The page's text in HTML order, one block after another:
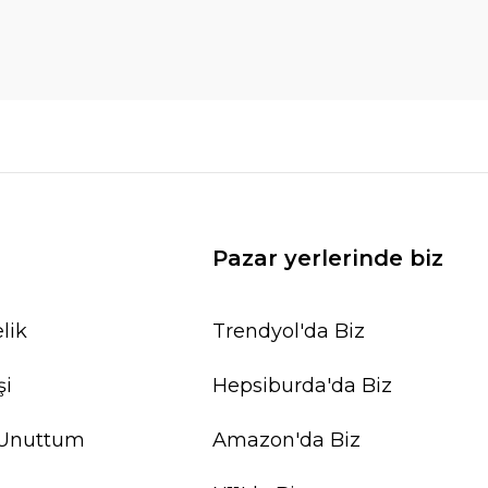
Pazar yerlerinde biz
Trendyol'da Biz
Hepsiburda'da Biz
Amazon'da Biz